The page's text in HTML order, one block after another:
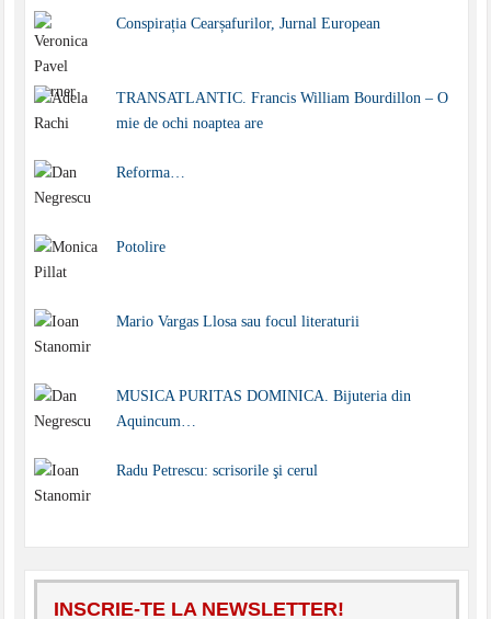
Conspirația Cearșafurilor, Jurnal European
TRANSATLANTIC. Francis William Bourdillon – O
mie de ochi noaptea are
Reforma…
Potolire
Mario Vargas Llosa sau focul literaturii
MUSICA PURITAS DOMINICA. Bijuteria din
Aquincum…
Radu Petrescu: scrisorile şi cerul
INSCRIE-TE LA NEWSLETTER!